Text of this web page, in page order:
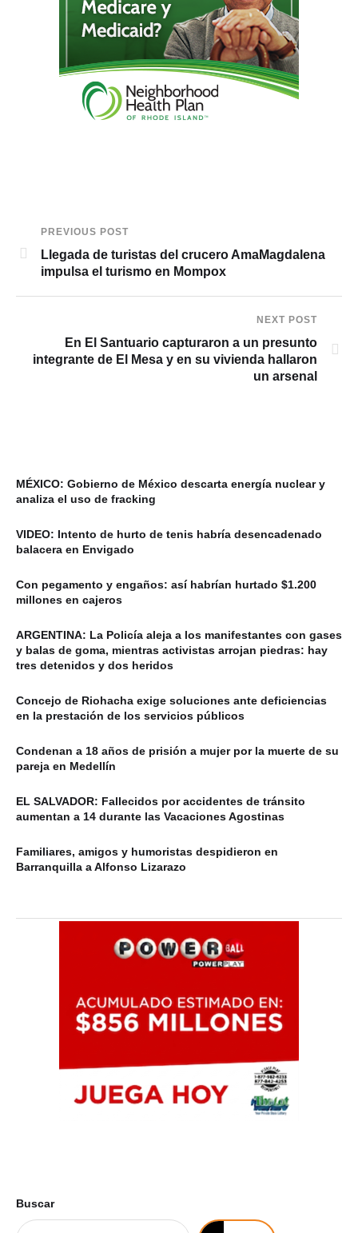
PREVIOUS POST
Llegada de turistas del crucero AmaMagdalena
impulsa el turismo en Mompox
NEXT POST
En El Santuario capturaron a un presunto
integrante de El Mesa y en su vivienda hallaron
un arsenal
MÉXICO: Gobierno de México descarta energía nuclear y
analiza el uso de fracking
VIDEO: Intento de hurto de tenis habría desencadenado
balacera en Envigado
Con pegamento y engaños: así habrían hurtado $1.200
millones en cajeros
ARGENTINA: La Policía aleja a los manifestantes con gases
y balas de goma, mientras activistas arrojan piedras: hay
tres detenidos y dos heridos
Concejo de Riohacha exige soluciones ante deficiencias
en la prestación de los servicios públicos
Condenan a 18 años de prisión a mujer por la muerte de su
pareja en Medellín
EL SALVADOR: Fallecidos por accidentes de tránsito
aumentan a 14 durante las Vacaciones Agostinas
Familiares, amigos y humoristas despidieron en
Barranquilla a Alfonso Lizarazo
Buscar